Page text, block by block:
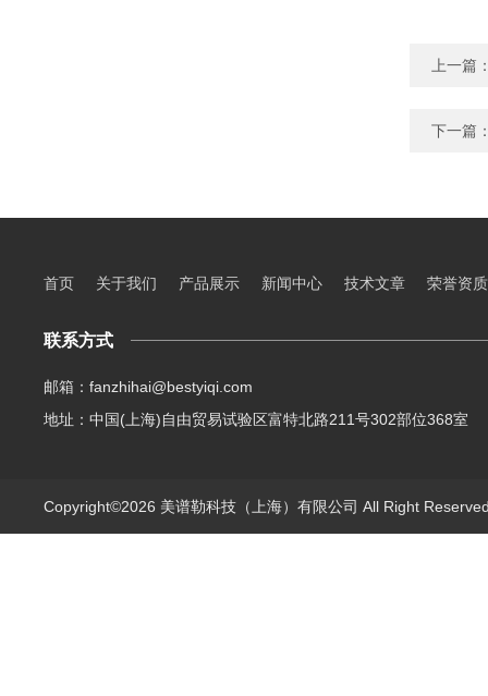
上一篇
下一篇
首页 关于我们 产品展示 新闻中心 技术文章 荣誉资质
联系方式
邮箱：fanzhihai@bestyiqi.com
地址：中国(上海)自由贸易试验区富特北路211号302部位368室
Copyright©2026 美谱勒科技（上海）有限公司 All Right